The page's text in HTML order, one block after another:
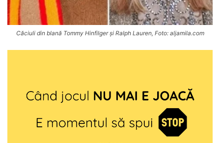
Căciuli din blană Tommy Hinfilger și Ralph Lauren, Foto: aljamila.com